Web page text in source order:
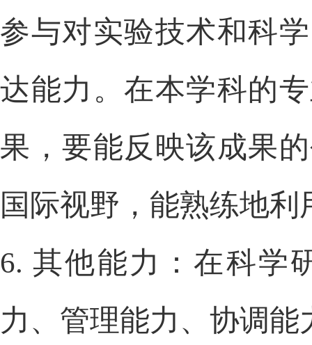
参与对实验技术和科
达能力。在本学科的
果，要能反映该成果
国际视野，能熟练地
6. 其他能力：在科学
力、管理能力、协调